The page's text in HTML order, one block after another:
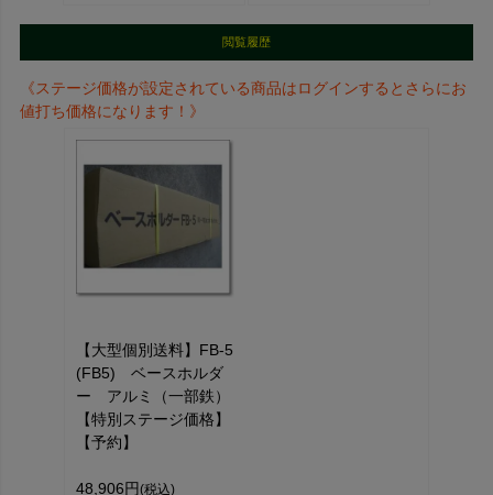
閲覧履歴
《ステージ価格が設定されている商品はログインするとさらにお
値打ち価格になります！》
【大型個別送料】FB-5
(FB5) ベースホルダ
ー アルミ（一部鉄）
【特別ステージ価格】
【予約】
48,906円 (税込)